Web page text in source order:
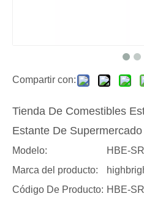
Compartir con:
Tienda De Comestibles
Estante De Supermercado
Modelo:
HBE-
Marca del producto:
Código De Producto: HBE-